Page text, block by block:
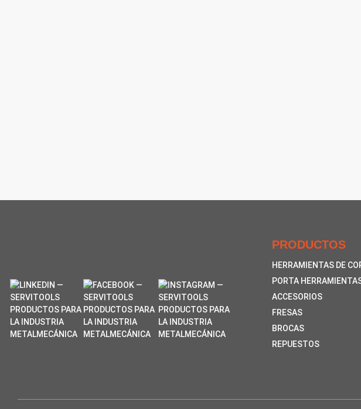
PRODUCTOS
HERRAMIENTAS DE
PORTA
ACCESORIOS
FRESAS
BROCAS
REPUESTOS